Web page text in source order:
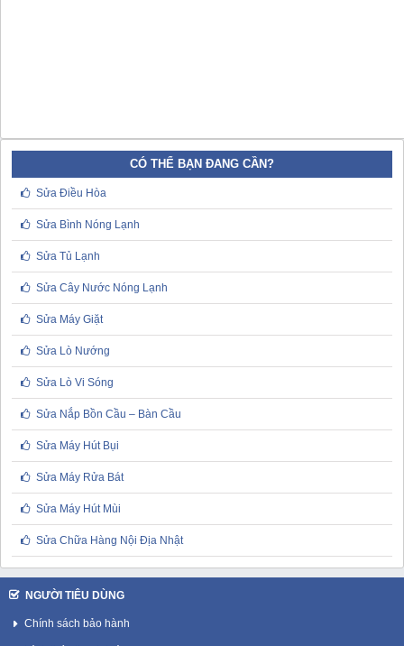
CÓ THỂ BẠN ĐANG CẦN?
Sửa Điều Hòa
Sửa Bình Nóng Lạnh
Sửa Tủ Lạnh
Sửa Cây Nước Nóng Lạnh
Sửa Máy Giặt
Sửa Lò Nướng
Sửa Lò Vi Sóng
Sửa Nắp Bồn Cầu – Bàn Cầu
Sửa Máy Hút Bụi
Sửa Máy Rửa Bát
Sửa Máy Hút Mùi
Sửa Chữa Hàng Nội Địa Nhật
NGƯỜI TIÊU DÙNG
Chính sách bảo hành